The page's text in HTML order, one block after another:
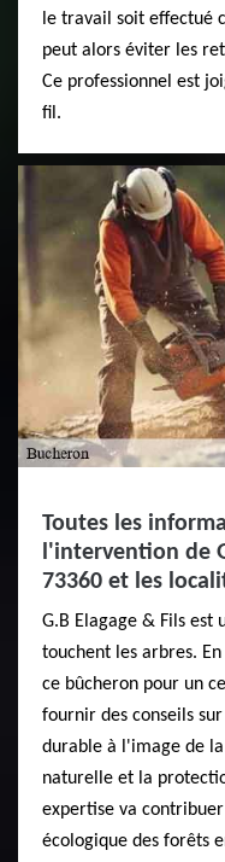
le travail soit effectué
peut alors éviter les
Ce professionnel est
fil.
Toutes les
l'intervention de
73360 et les
G.B Elagage & Fils est
touchent les arbres.
ce bûcheron pour un
fournir des conseils
durable à l'image de
naturelle et la
expertise va
écologique des forêts